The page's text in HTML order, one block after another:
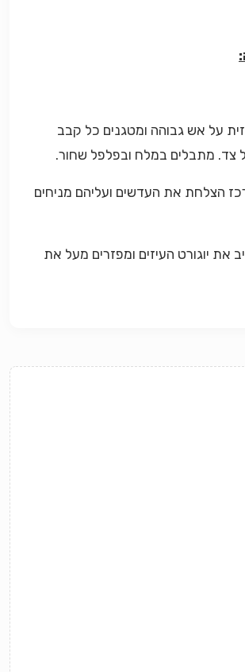
על אש גבוהה ומטגנים כל קבב
הצלחת את העדשים ועליהם מניחים
את יוגורט העיזים ומפזרים מעל את